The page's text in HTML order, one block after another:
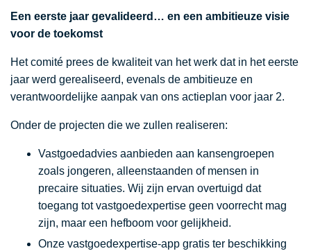
Een eerste jaar gevalideerd… en een ambitieuze visie
voor de toekomst
Het comité prees de kwaliteit van het werk dat in het eerste
jaar werd gerealiseerd, evenals de ambitieuze en
verantwoordelijke aanpak van ons actieplan voor jaar 2.
Onder de projecten die we zullen realiseren:
Vastgoedadvies aanbieden aan kansengroepen
zoals jongeren, alleenstaanden of mensen in
precaire situaties. Wij zijn ervan overtuigd dat
toegang tot vastgoedexpertise geen voorrecht mag
zijn, maar een hefboom voor gelijkheid.
Onze vastgoedexpertise-app gratis ter beschikking